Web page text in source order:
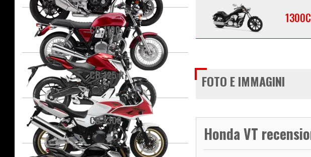
CB 1100
CB 125 R
CB 1300
FOTO E IMMAGINI
Honda VT